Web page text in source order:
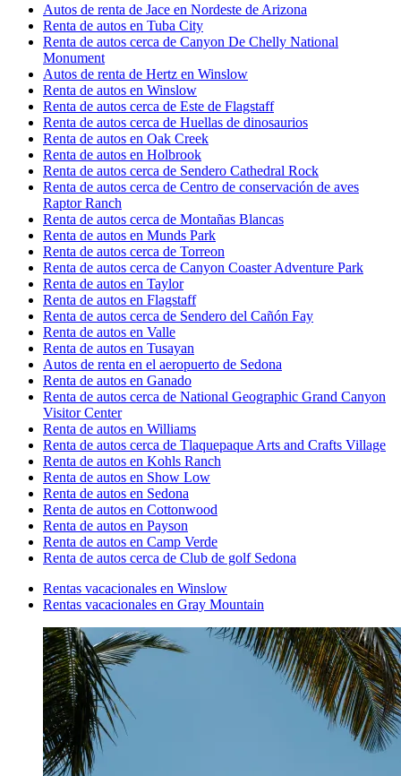
Autos de renta de Jace en Nordeste de Arizona
Renta de autos en Tuba City
Renta de autos cerca de Canyon De Chelly National
Monument
Autos de renta de Hertz en Winslow
Renta de autos en Winslow
Renta de autos cerca de Este de Flagstaff
Renta de autos cerca de Huellas de dinosaurios
Renta de autos en Oak Creek
Renta de autos en Holbrook
Renta de autos cerca de Sendero Cathedral Rock
Renta de autos cerca de Centro de conservación de aves
Raptor Ranch
Renta de autos cerca de Montañas Blancas
Renta de autos en Munds Park
Renta de autos cerca de Torreon
Renta de autos cerca de Canyon Coaster Adventure Park
Renta de autos en Taylor
Renta de autos en Flagstaff
Renta de autos cerca de Sendero del Cañón Fay
Renta de autos en Valle
Renta de autos en Tusayan
Autos de renta en el aeropuerto de Sedona
Renta de autos en Ganado
Renta de autos cerca de National Geographic Grand Canyon
Visitor Center
Renta de autos en Williams
Renta de autos cerca de Tlaquepaque Arts and Crafts Village
Renta de autos en Kohls Ranch
Renta de autos en Show Low
Renta de autos en Sedona
Renta de autos en Cottonwood
Renta de autos en Payson
Renta de autos en Camp Verde
Renta de autos cerca de Club de golf Sedona
Rentas vacacionales en Winslow
Rentas vacacionales en Gray Mountain